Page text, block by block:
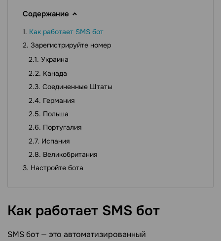
Содержание
Как работает SMS бот
Зарегистрируйте номер
Украина
Канада
Соединенные Штаты
Германия
Польша
Португалия
Испания
Великобритания
Настройте бота
Как работает SMS бот
SMS бот — это автоматизированный